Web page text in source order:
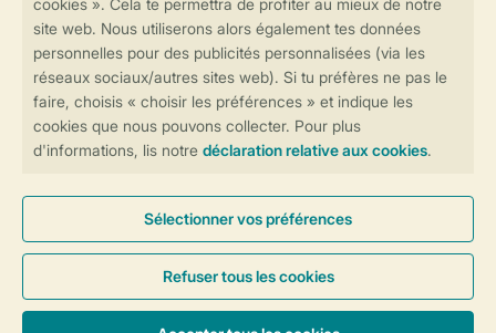
Plus d’infos et préférences
Réservations en ligne rapides et sécurisées
Transmission sécurisée des données
Paiement sécurisé
Conditions générales Privée Cookies et bannières